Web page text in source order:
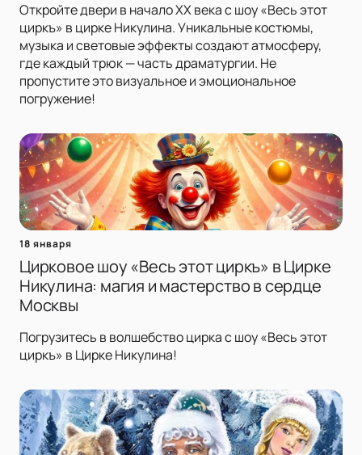
Откройте двери в начало XX века с шоу «Весь этот
циркъ» в цирке Никулина. Уникальные костюмы,
музыка и световые эффекты создают атмосферу,
где каждый трюк — часть драматургии. Не
пропустите это визуальное и эмоциональное
погружение!
18 января
Цирковое шоу «Весь этот циркъ» в Цирке
Никулина: магия и мастерство в сердце
Москвы
Погрузитесь в волшебство цирка с шоу «Весь этот
циркъ» в Цирке Никулина!